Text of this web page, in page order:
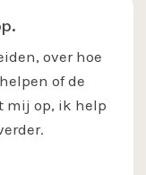
over hoe
of de
mij op, ik help